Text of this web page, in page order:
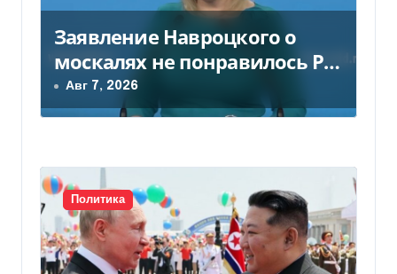
Заявление Навроцкого о
москалях не понравилось РФ
— видео
Авг 7, 2026
Политика